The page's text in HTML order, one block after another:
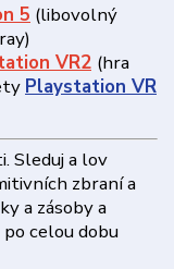
5 (libovolný
VR2 (hra
Playstation VR
Sleduj a lov
zbraní a
a zásoby a
celou dobu